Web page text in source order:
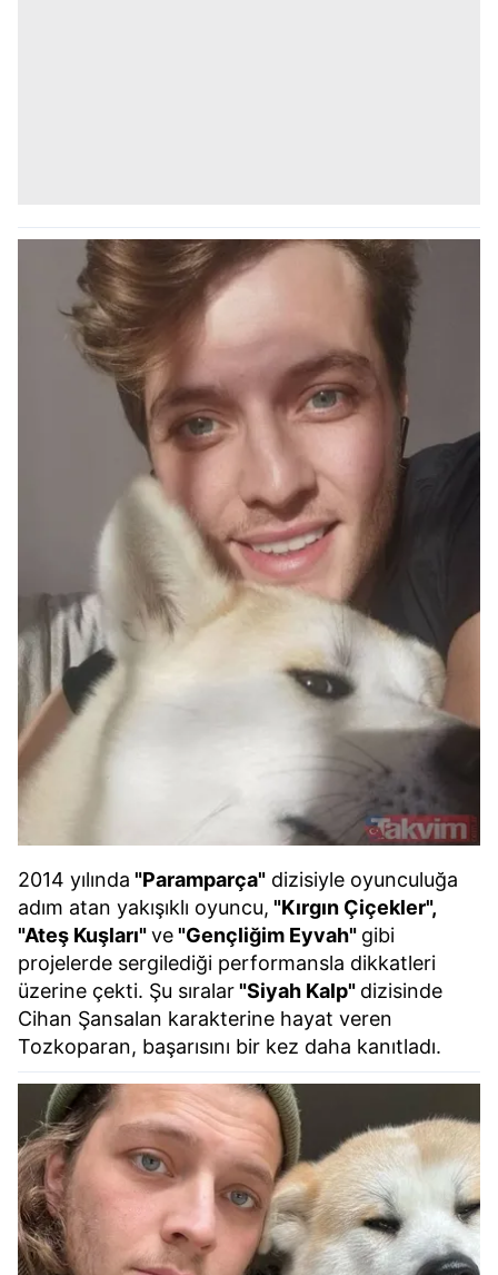
2014 yılında "Paramparça" dizisiyle oyunculuğa
adım atan yakışıklı oyuncu, "Kırgın Çiçekler",
"Ateş Kuşları"ve"Gençliğim Eyvah" gibi
projelerde sergilediği performansla dikkatleri
üzerine çekti. Şu sıralar"Siyah Kalp" dizisinde
Cihan Şansalan karakterine hayat veren
Tozkoparan, başarısını bir kez daha kanıtladı.